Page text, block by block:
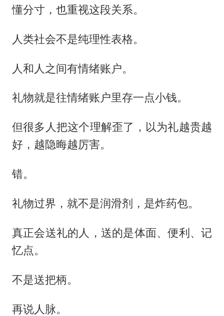
懂分寸，也重视这段关系。
人类社会不是纯理性表格。
人和人之间有情绪账户。
礼物就是往情绪账户里存一点小钱。
但很多人把这个理解歪了，以为礼越贵越
好，越隐晦越厉害。
错。
礼物过界，就不是润滑剂，是炸药包。
真正会送礼的人，送的是体面、便利、记
忆点。
不是送把柄。
再说人脉。